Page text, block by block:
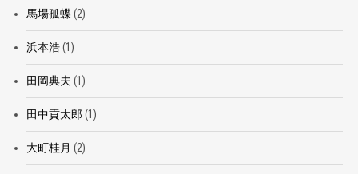
馬場孤蝶 (2)
浜本浩(1)
田岡典夫 (1)
田中貢太郎 (1)
大町桂月 (2)